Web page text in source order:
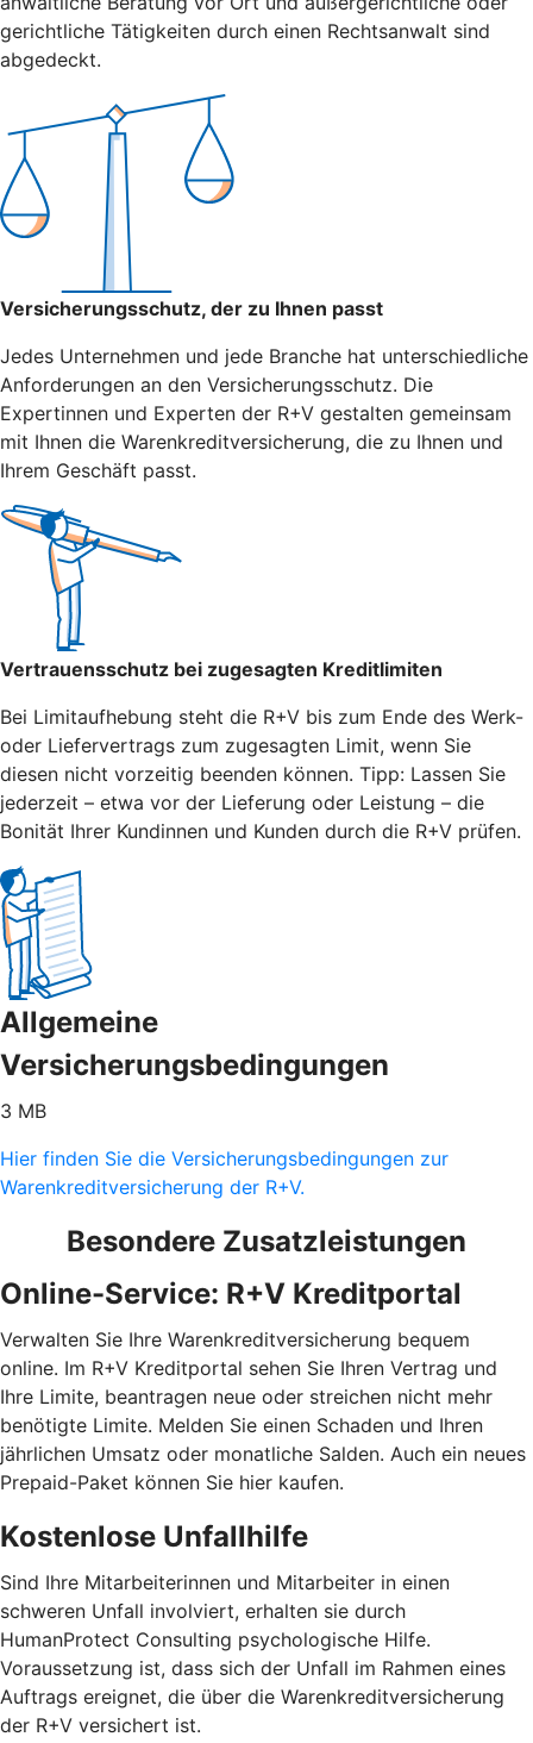
gerichtliche Tätigkeiten durch einen Rechtsanwalt sind
abgedeckt.
Versicherungsschutz, der zu Ihnen passt
Jedes Unternehmen und jede Branche hat unterschiedliche
Anforderungen an den Versicherungsschutz. Die
Expertinnen und Experten der R+V gestalten gemeinsam
mit Ihnen die Warenkreditversicherung, die zu Ihnen und
Ihrem Geschäft passt.
Vertrauensschutz bei zugesagten Kreditlimiten
Bei Limitaufhebung steht die R+V bis zum Ende des Werk-
oder Liefervertrags zum zugesagten Limit, wenn Sie
diesen nicht vorzeitig beenden können. Tipp: Lassen Sie
jederzeit – etwa vor der Lieferung oder Leistung – die
Bonität Ihrer Kundinnen und Kunden durch die R+V prüfen.
Allgemeine
Versicherungsbedingungen
3 MB
Hier finden Sie die Versicherungsbedingungen zur
Warenkreditversicherung der R+V.
Besondere Zusatzleistungen
Online-Service: R+V Kreditportal
Verwalten Sie Ihre Warenkreditversicherung bequem
online. Im R+V Kreditportal sehen Sie Ihren Vertrag und
Ihre Limite, beantragen neue oder streichen nicht mehr
benötigte Limite. Melden Sie einen Schaden und Ihren
jährlichen Umsatz oder monatliche Salden. Auch ein neues
Prepaid-Paket können Sie hier kaufen.
Kostenlose Unfallhilfe
Sind Ihre Mitarbeiterinnen und Mitarbeiter in einen
schweren Unfall involviert, erhalten sie durch
HumanProtect Consulting psychologische Hilfe.
Voraussetzung ist, dass sich der Unfall im Rahmen eines
Auftrags ereignet, die über die Warenkreditversicherung
der R+V versichert ist.